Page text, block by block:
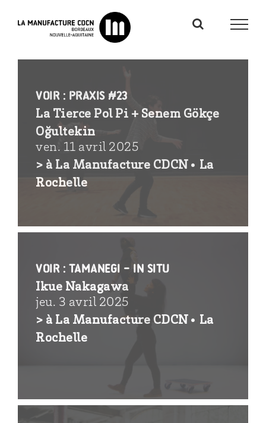
voir : PRAXIS #23
La Tierce Pol Pi + Senem Gökçe
Oğultekin
ven. 11 avril 2025
> à La Manufacture CDCN• La
Rochelle
voir : Tamanegi – in situ
Ikue Nakagawa
jeu. 3 avril 2025
> à La Manufacture CDCN• La
Rochelle